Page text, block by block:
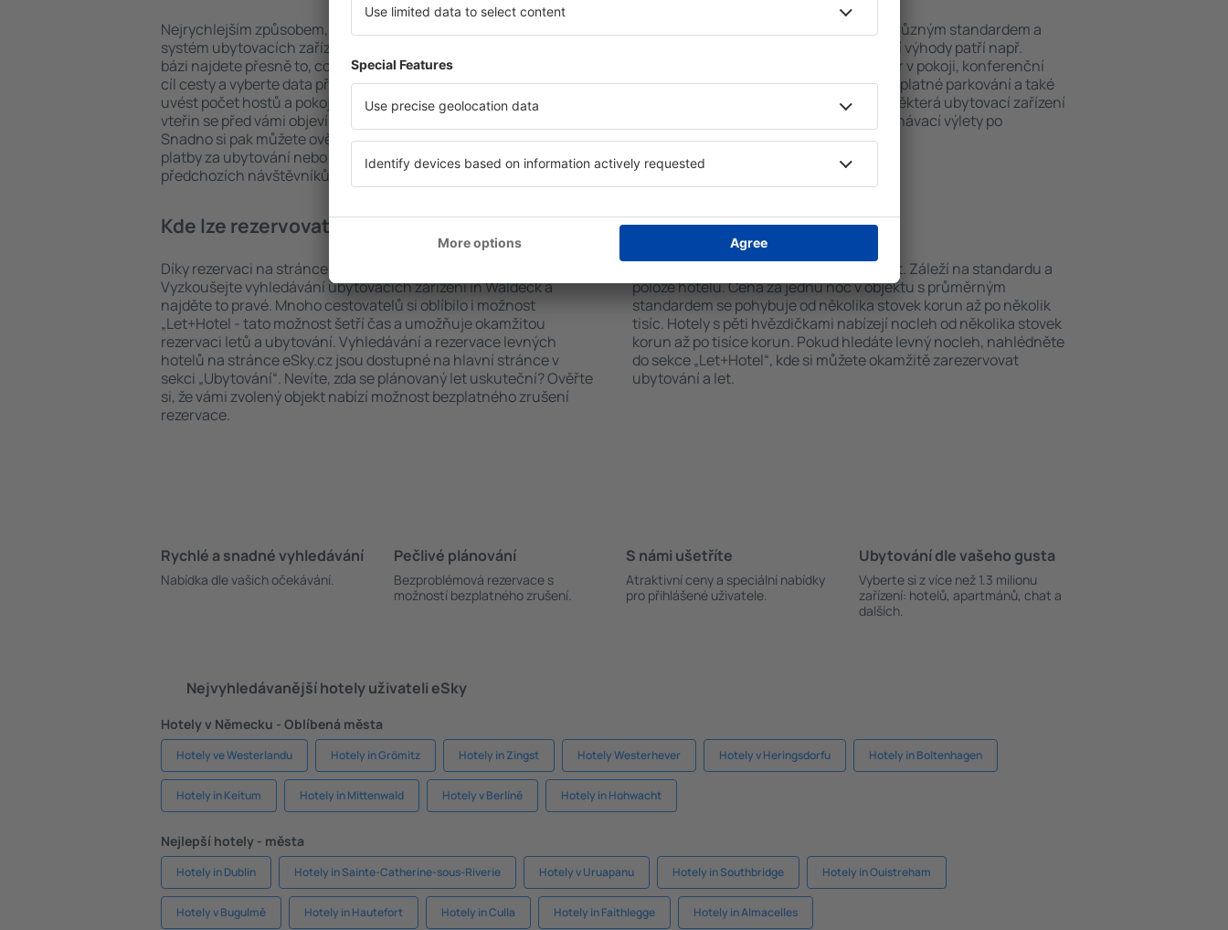
Nejrychlejším způsobem, jak najít hotel in Waldeck, je vyhledávací
systém ubytovacích zařízení na stránce eSky. Díky naší rozsáhlé
bázi najdete přesně to, co hledáte. Do vyhledávacích polí vepište
cíl cesty a vyberte data příjezdu a odjezdu. Nezapomeňte ještě
uvést počet hostů a pokojů. A máte hotovo! Během několika
vteřin se před vámi objeví všechna dostupná ubytovací zařízení.
Snadno si pak můžete ověřit vzdálenost hotelu od centra, způsob
platby za ubytování nebo počet hvězdiček, které hotel obdržel od
předchozích návštěvníků.
Hotely in Waldeck se řadí mezi objekty s různým standardem a
vybavením pro hosty. Mezi nejoblíbenější výhody patří např.
bezplatné wi-fi, SPA areál, minibar/trezor v pokoji, konferenční
centrum, restaurace, dětský koutek, bezplatné parkování a také
informační brožury o atrakcích v okolí. Některá ubytovací zařízení
nabízejí i transport z/na letiště nebo poznávací výlety po
historických památkách in Waldeck.
Kde lze rezervovat hotel in Waldeck?
Díky rezervaci na stránce eSky.cz ušetříte čas i peníze.
Vyzkoušejte vyhledávání ubytovacích zařízení in Waldeck a
najděte to pravé. Mnoho cestovatelů si oblíbilo i možnost
„Let+Hotel - tato možnost šetří čas a umožňuje okamžitou
rezervaci letů a ubytování. Vyhledávání a rezervace levných
hotelů na stránce eSky.cz jsou dostupné na hlavní stránce v
sekci „Ubytování“. Nevíte, zda se plánovaný let uskuteční? Ověřte
si, že vámi zvolený objekt nabízí možnost bezplatného zrušení
rezervace.
Kolik stojí hotel in Waldeck?
Ceny za nocleh in Waldeck se můžou lišit. Záleží na standardu a
poloze hotelu. Cena za jednu noc v objektu s průměrným
standardem se pohybuje od několika stovek korun až po několik
tisíc. Hotely s pěti hvězdičkami nabízejí nocleh od několika stovek
korun až po tisíce korun. Pokud hledáte levný nocleh, nahlédněte
do sekce „Let+Hotel“, kde si můžete okamžitě zarezervovat
ubytování a let.
Rychlé a snadné vyhledávání
Nabídka dle vašich očekávání.
Pečlivé plánování
Bezproblémová rezervace s
možností bezplatného zrušení.
S námi ušetříte
Atraktivní ceny a speciální nabídky
pro přihlášené uživatele.
Ubytování dle vašeho gusta
Vyberte si z více než 1.3 milionu
zařízení: hotelů, apartmánů, chat a
dalších.
Nejvyhledávanější hotely uživateli eSky
Hotely v Německu - Oblíbená města
Hotely ve Westerlandu Hotely in Grömitz Hotely in Zingst Hotely Westerhever Hotely v Heringsdorfu Hotely in Boltenhagen
Hotely in Keitum Hotely in Mittenwald Hotely v Berlíně Hotely in Hohwacht
Nejlepší hotely - města
Hotely in Dublin Hotely in Sainte-Catherine-sous-Riverie Hotely v Uruapanu Hotely in Southbridge Hotely in Ouistreham
Hotely v Bugulmě Hotely in Hautefort Hotely in Culla Hotely in Faithlegge Hotely in Almacelles